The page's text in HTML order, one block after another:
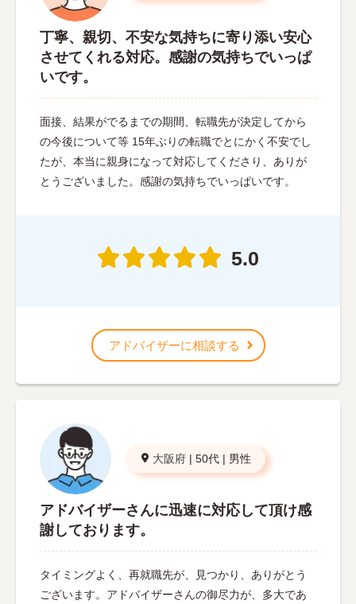
丁寧、親切、不安な気持ちに寄り添い安心
させてくれる対応。感謝の気持ちでいっぱ
いです。
面接、結果がでるまでの期間、転職先が決定してから
の今後について等 15年ぶりの転職でとにかく不安でし
たが、本当に親身になって対応してくださり、ありが
とうございました。感謝の気持ちでいっぱいです。
5.0
アドバイザーに相談する
大阪府 | 50代 | 男性
アドバイザーさんに迅速に対応して頂け感
謝しております。
タイミングよく、再就職先が、見つかり、ありがとう
ございます。アドバイザーさんの御尽力が、多大であ